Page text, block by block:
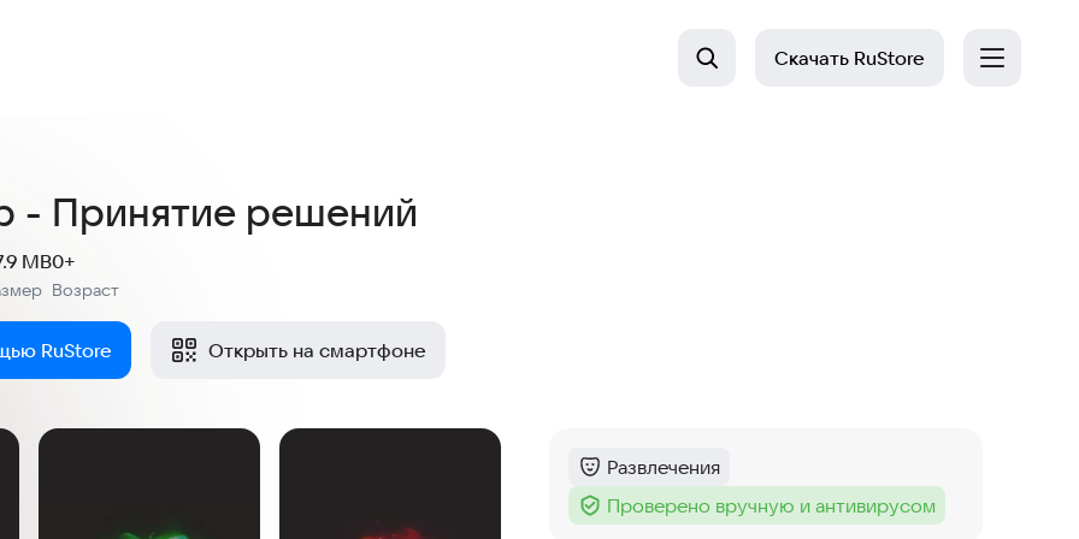
Скачать RuStore
- Принятие решений
MB
Возраст
0+
RuStore Открыть на смартфоне
Категория :
Развлечения
Тег :
Проверено вручную и антивирусом